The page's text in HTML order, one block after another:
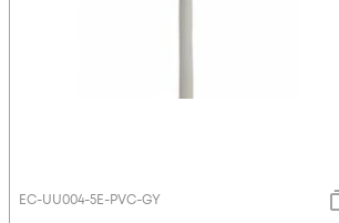
EC-UU004-5E-PVC-GY